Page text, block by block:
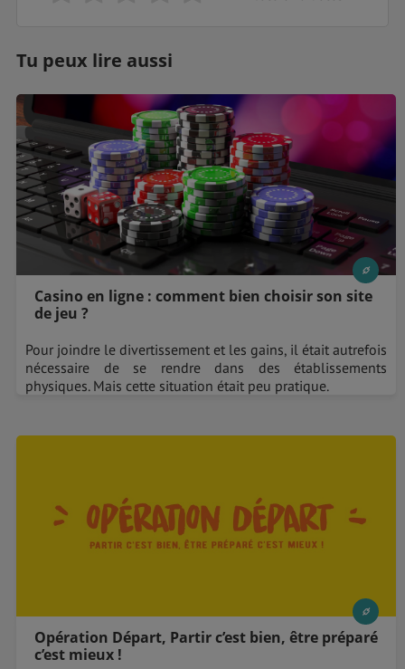
Tu peux lire aussi
Casino en ligne : comment bien choisir son site
de jeu ?
Pour joindre le divertissement et les gains, il était autrefois
nécessaire de se rendre dans des établissements
physiques. Mais cette situation était peu pratique.
Opération Départ, Partir c’est bien, être préparé
c’est mieux !